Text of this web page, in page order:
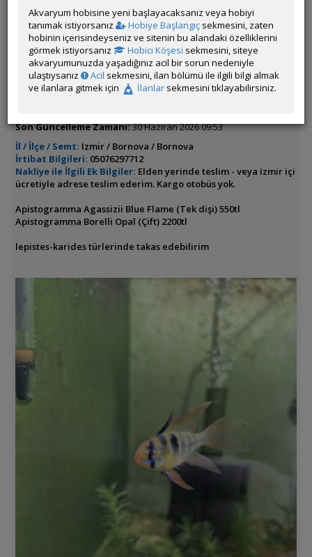
İlanın Bulunduğu Kategoriler:Güney Amerika Cichlidleri,Tüm
Canlılar,Tüm İlanlar
<< Önceki İlan-Sonraki İlan >>
yamansengonca
Son Güncelleme Zamanı:30 Haziran 2026 09:53
İl / İlçe / Semt: Izmir / Bornova / Bornova
İrtibat Bilgileri: 05076297712
Nakliye ile İlgili Ek Bilgiler: Elden yerinde teslim - veya izmir içi
ücretiyle adrese teslim ederim. Kargo otobüs yok.
Apistogramma Agassizii Blue Flame (Tek dişi) 550tl
Apistogramma Borelli Opal (Çift) 2200tl
lepistes-karides türlerinde takas edebilirim
Akvaryum hobisine yeni başlayacaksanız veya hobiyi
tanımak istiyorsanız
Hobiye Başlangıç sekmesini, zaten
hobinin içerisindeyseniz ve sitenin bu alandaki özelliklerini
görmek istiyorsanız
Hobici Köşesi sekmesini, siteye
akvaryumunuzda yaşadığınız acil bir sorun nedeniyle
ulaştıysanız
Acil sekmesini, ilan bölümü ile ilgili bilgi almak
ve ilanlara gitmek için
İlanlar sekmesini tıklayabilirsiniz.